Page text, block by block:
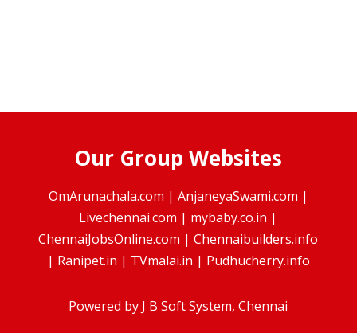
Our Group Websites
OmArunachala.com | AnjaneyaSwami.com |
Livechennai.com | mybaby.co.in |
ChennaiJobsOnline.com |Chennaibuilders.info
| Ranipet.in | TVmalai.in | Pudhucherry.info
Powered by J B Soft System, Chennai